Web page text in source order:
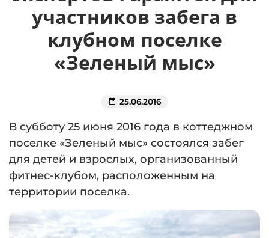
участников забега в
клубном поселке
«Зеленый мыс»
25.06.2016
В субботу 25 июня 2016 года в коттеджном
поселке «Зеленый мыс» состоялся забег
для детей и взрослых, организованный
фитнес-клубом, расположенным на
территории поселка.